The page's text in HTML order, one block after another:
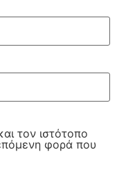
τον ιστότοπο
φορά που